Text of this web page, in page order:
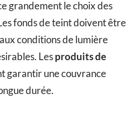
grandement le choix des
fonds de teint doivent être
conditions de lumière
Lesproduits de
garantir une couvrance
durée.